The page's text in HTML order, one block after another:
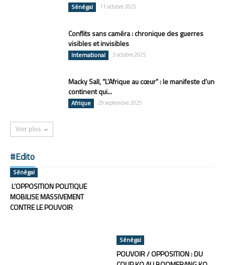
Sénégal 11 octobre 2025
Conflits sans caméra : chronique des guerres
visibles et invisibles
International 3 octobre 2025
Macky Sall, “L’Afrique au cœur” : le manifeste d’un
continent qui...
Afrique 29 septembre 2025
Voir plus
#Edito
Sénégal
L’OPPOSITION POLITIQUE
MOBILISE MASSIVEMENT
CONTRE LE POUVOIR
Sénégal
POUVOIR / OPPOSITION : DU